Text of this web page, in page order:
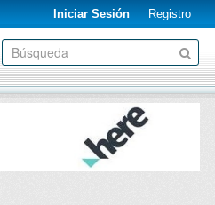
Iniciar Sesión Registro